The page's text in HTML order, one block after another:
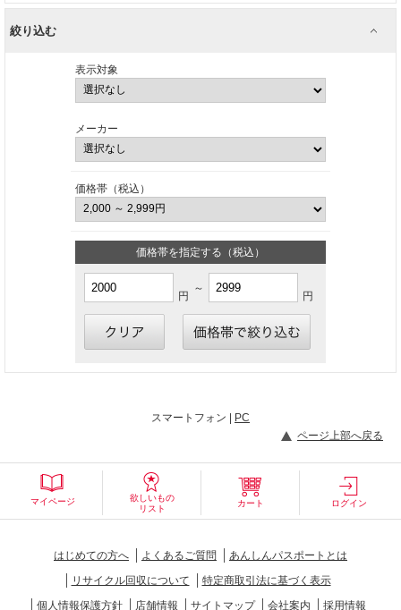
絞り込む
表示対象
メーカー
価格帯（税込）
価格帯を指定する（税込）
円
～
円
スマートフォン | PC
ページ上部へ戻る
マイページ
欲しいもの
リスト
カート ログイン
はじめての方へ よくあるご質問
あんしんパスポートとは
リサイクル回収について
特定商取引法に基づく表示
個人情報保護方針
店舗情報 サイトマップ 会社案内 採用情報